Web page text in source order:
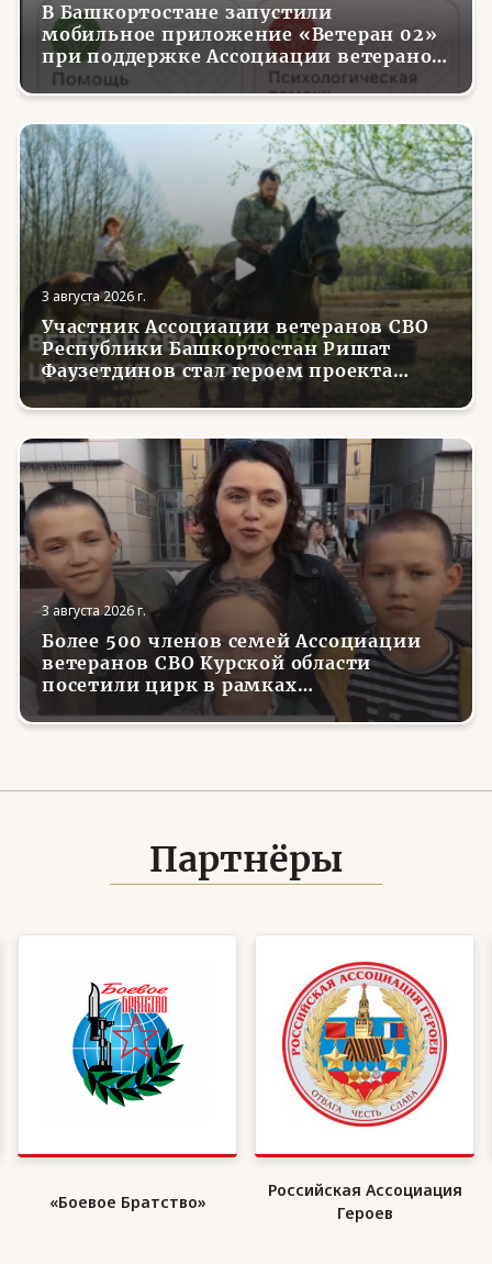
В Башкортостане запустили
мобильное приложение «Ветеран 02»
при поддержке Ассоциации ветеранов
СВО
3 августа 2026 г.
Участник Ассоциации ветеранов СВО
Республики Башкортостан Ришат
Фаузетдинов стал героем проекта
телеканала RT.Док «Держи удар! С
Николаем Валуевым»
3 августа 2026 г.
Более 500 членов семей Ассоциации
ветеранов СВО Курской области
посетили цирк в рамках
всероссийской акции
Партнёры
«Боевое Братство»
Российская Ассоциация
Героев